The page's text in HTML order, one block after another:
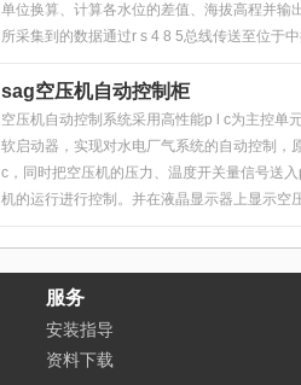
单位换算、计算各水位的差值、海拔高程并输
所采集到的数据通过r s 4 8 5总线传送至位于中
sag空压机自动控制柜
空压机自动控制系统采用高性能p l c为主控单
软启动器，实现对水电厂气系统的自动控制，
c，同时把空压机的压力、温度开关量信号送
机的运行进行控制。并在液晶显示器上显示空
服务
安装指导
资料下载